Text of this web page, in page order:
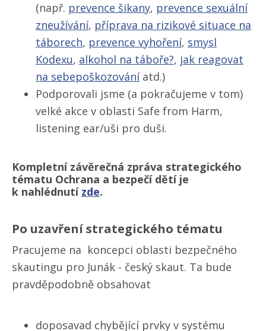
(např. prevence šikany, prevence sexuální
zneužívání, příprava na rizikové situace na
táborech, prevence vyhoření, smysl
Kodexu, alkohol na táboře?, jak reagovat
na sebepoškozováníatd.)
Podporovali jsme (a pokračujeme v tom)
velké akce v oblasti Safe from Harm,
listening ear/​uši pro duši.
Kompletní závěrečná zpráva strategického
tématu Ochrana a bezpečí dětí je
k nahlédnutí zde.
Po uzavření strategického tématu
Pracujeme na koncepci oblasti bezpečného
skautingu pro Junák - český skaut. Ta bude
pravděpodobně obsahovat
doposavad chybějící prvky v systému